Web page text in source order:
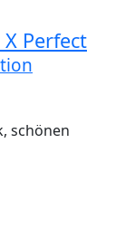
Perfect
schönen